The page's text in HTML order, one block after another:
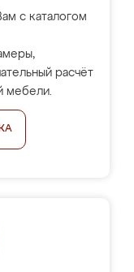
с каталогом
расчёт
мебели.